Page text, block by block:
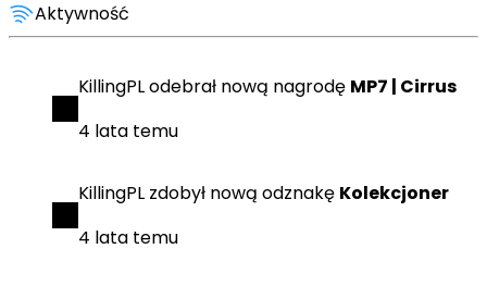
Aktywność
KillingPLodebrał nową nagrodę MP7 | Cirrus
4 lata temu
KillingPL zdobył nową odznakę Kolekcjoner
4 lata temu